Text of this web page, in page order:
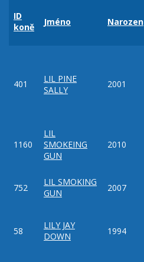
ID
koně
Jméno Narozen
401
LIL PINE
SALLY
2001
1160
LIL
SMOKEING
GUN
2010
752
LIL SMOKING
GUN
2007
58
LILY JAY
DOWN
1994